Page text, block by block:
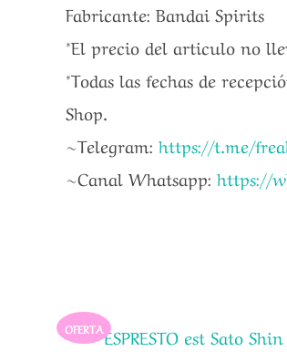
Fabricante: Bandai Spirits
*El precio del articulo no
*Todas las fechas de
Shop.
~Telegram: https://t.me/
~Canal Whatsapp: https://
OFERTA